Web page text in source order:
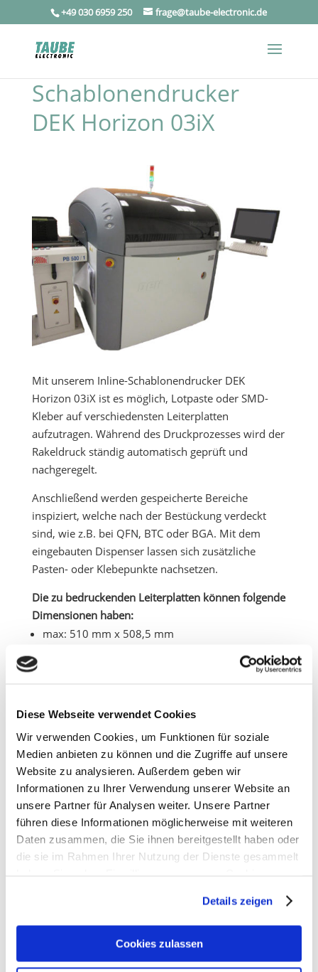
Diese Webseite verwendet Cookies
Wir verwenden Cookies, um Funktionen für soziale
Medien anbieten zu können und die Zugriffe auf unsere
Website zu analysieren. Außerdem geben wir
Informationen zu Ihrer Verwendung unserer Website an
unsere Partner für Analysen weiter. Unsere Partner
führen diese Informationen möglicherweise mit weiteren
Daten zusammen, die Sie ihnen bereitgestellt haben oder
die sie im Rahmen Ihrer Nutzung der Dienste gesammelt
Erfahren Sie in unsererDatenschutzerklärungmehr
darüber, wer wir sind, wie Sie uns kontaktieren können
und wie wir personenbezogene Daten verarbeiten.
Details zeigen
Cookies zulassen
+49 030 6959 250 frage@taube-electronic.de
Schablonendrucker
DEK Horizon 03iX
Mit unserem Inline-Schablonendrucker DEK
Horizon 03iX ist es möglich, Lotpaste oder SMD-
Kleber auf verschiedensten Leiterplatten
aufzutragen. Während des Druckprozesses wird der
Rakeldruck ständig automatisch geprüft und
nachgeregelt.
Anschließend werden gespeicherte Bereiche
inspiziert, welche nach der Bestückung verdeckt
sind, wie z.B. bei QFN, BTC oder BGA. Mit dem
eingebauten Dispenser lassen sich zusätzliche
Pasten- oder Klebepunkte nachsetzen.
Die zu bedruckenden Leiterplatten können folgende
Dimensionen haben:
max: 510 mm x 508,5 mm
Schnellkontakt: